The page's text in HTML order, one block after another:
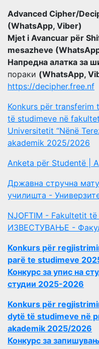
Advanced Cipher/
(WhatsApp, Viber)
Mjet i Avancuar për
mesazheve
Напредна алатка
пораки (WhatsApp,
https://decipher.free.nf
Konkurs për transferim
të studimeve në
Universitetit “Nënë
akademik 2025/2026
Anketa për Studentë |
Државна стручна
училишта -
NJOFTIM - Fakultetit
ИЗВЕСТУВАЊЕ -
Konkurs për
parë te studimeve
Конкурс за упис на
студии 2025-2026
Konkurs për
dytë të studimeve në
akademik 2025/2026
Конкурс за